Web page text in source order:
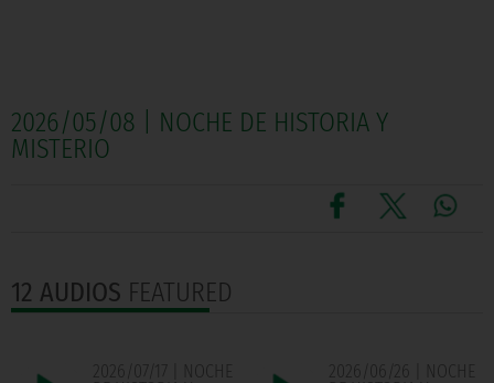
2026/05/08 | NOCHE DE HISTORIA Y
MISTERIO
12 AUDIOS FEATURED
2026/07/17 | NOCHE
2026/06/26 | NOCHE